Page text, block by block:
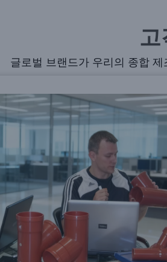
고
글로벌 브랜드가 우리의 종합